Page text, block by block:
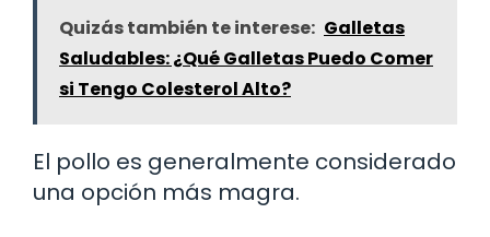
Quizás también te interese: Galletas
Saludables: ¿Qué Galletas Puedo Comer
si Tengo Colesterol Alto?
El pollo es generalmente considerado
una opción más magra.